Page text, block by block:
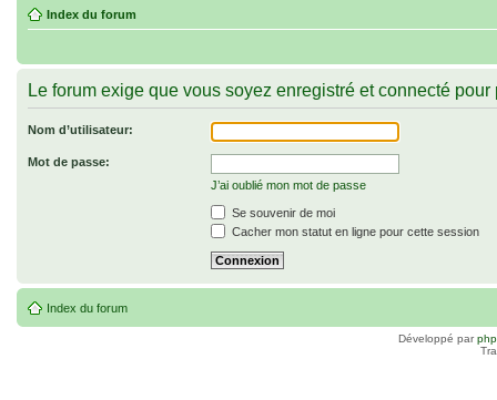
Index du forum
Le forum exige que vous soyez enregistré et connecté
Nom d’utilisateur:
Mot de passe:
J’ai oublié mon mot de passe
Se souvenir de moi
Cacher mon statut en ligne pour cette session
Index du forum
Développé par